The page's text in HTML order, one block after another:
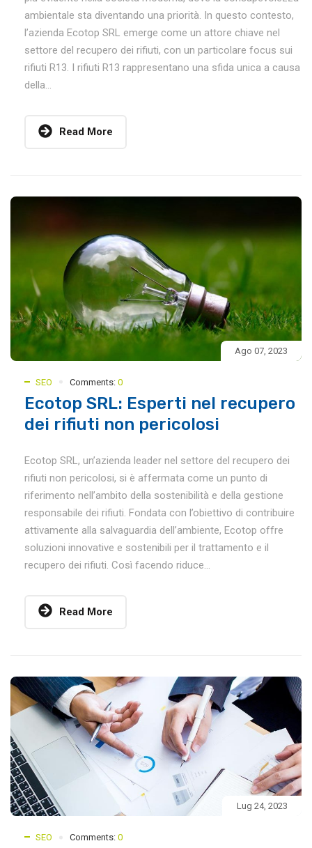
ambientale sta diventando una priorità. In questo contesto,
l’azienda Ecotop SRL emerge come un attore chiave nel
settore del recupero dei rifiuti, con un particolare focus sui
rifiuti R13. I rifiuti R13 rappresentano una sfida unica a causa
della...
Read More
Ago 07, 2023
SEO Comments: 0
Ecotop SRL: Esperti nel recupero
dei rifiuti non pericolosi
Ecotop SRL, un’azienda leader nel settore del recupero dei
rifiuti non pericolosi, si è affermata come un punto di
riferimento nell’ambito della sostenibilità e della gestione
responsabile dei rifiuti. Fondata con l’obiettivo di contribuire
attivamente alla salvaguardia dell’ambiente, Ecotop offre
soluzioni innovative e sostenibili per il trattamento e il
recupero dei rifiuti. Così facendo riduce...
Read More
Lug 24, 2023
SEO Comments: 0